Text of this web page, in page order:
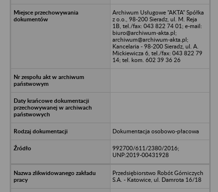
Archiwum Usługowe "AKTA" Spółka
z o.o., 98-200 Sieradz, ul. M. Reja
1B, tel./fax: 043 822 74 01; e-mail:
biuro@archiwum-akta.pl;
archiwum@archiwum-akta.pl;
Kancelaria - 98-200 Sieradz, ul. A.
Mickiewicza 6, tel./fax: 043 822 79
14; tel. kom. 602 39 36 26
Dokumentacja osobowo-płacowa
992700/611/2380/2016;
UNP:2019-00431928
Przedsiębiorstwo Robót Górniczych
S.A. - Katowice, ul. Damrota 16/18